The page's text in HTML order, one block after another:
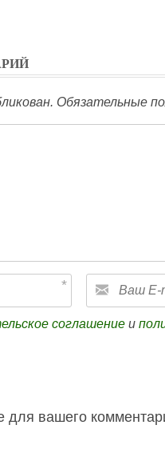
Обязательные
соглашение и
для вашего